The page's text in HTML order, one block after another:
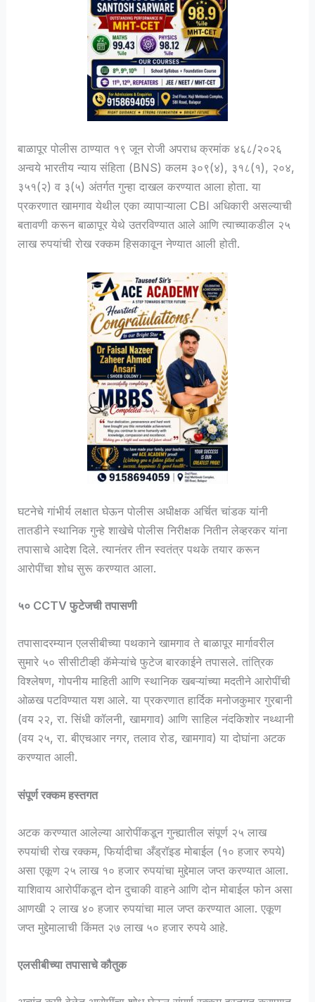
बाळापूर पोलीस ठाण्यात १९ जून रोजी अपराध क्रमांक ४६८/२०२६
अन्वये भारतीय न्याय संहिता (BNS) कलम ३०९(४), ३१८(१), २०४,
३५१(२) व ३(५) अंतर्गत गुन्हा दाखल करण्यात आला होता. या
प्रकरणात खामगाव येथील एका व्यापाऱ्याला CBI अधिकारी असल्याची
बतावणी करून बाळापूर येथे उतरविण्यात आले आणि त्याच्याकडील २५
लाख रुपयांची रोख रक्कम हिसकावून नेण्यात आली होती.
घटनेचे गांभीर्य लक्षात घेऊन पोलीस अधीक्षक अर्चित चांडक यांनी
तातडीने स्थानिक गुन्हे शाखेचे पोलीस निरीक्षक नितीन लेव्हरकर यांना
तपासाचे आदेश दिले. त्यानंतर तीन स्वतंत्र पथके तयार करून
आरोपींचा शोध सुरू करण्यात आला.
५० CCTV फुटेजची तपासणी
तपासादरम्यान एलसीबीच्या पथकाने खामगाव ते बाळापूर मार्गावरील
सुमारे ५० सीसीटीव्ही कॅमेऱ्यांचे फुटेज बारकाईने तपासले. तांत्रिक
विश्लेषण, गोपनीय माहिती आणि स्थानिक खबऱ्यांच्या मदतीने आरोपींची
ओळख पटविण्यात यश आले. या प्रकरणात हार्दिक मनोजकुमार गुरबानी
(वय २२, रा. सिंधी कॉलनी, खामगाव) आणि साहिल नंदकिशोर नथ्थानी
(वय २५, रा. बीएचआर नगर, तलाव रोड, खामगाव) या दोघांना अटक
करण्यात आली.
संपूर्ण रक्कम हस्तगत
अटक करण्यात आलेल्या आरोपींकडून गुन्ह्यातील संपूर्ण २५ लाख
रुपयांची रोख रक्कम, फिर्यादीचा अँड्रॉइड मोबाईल (१० हजार रुपये)
असा एकूण २५ लाख १० हजार रुपयांचा मुद्देमाल जप्त करण्यात आला.
याशिवाय आरोपींकडून दोन दुचाकी वाहने आणि दोन मोबाईल फोन असा
आणखी २ लाख ४० हजार रुपयांचा माल जप्त करण्यात आला. एकूण
जप्त मुद्देमालाची किंमत २७ लाख ५० हजार रुपये आहे.
एलसीबीच्या तपासाचे कौतुक